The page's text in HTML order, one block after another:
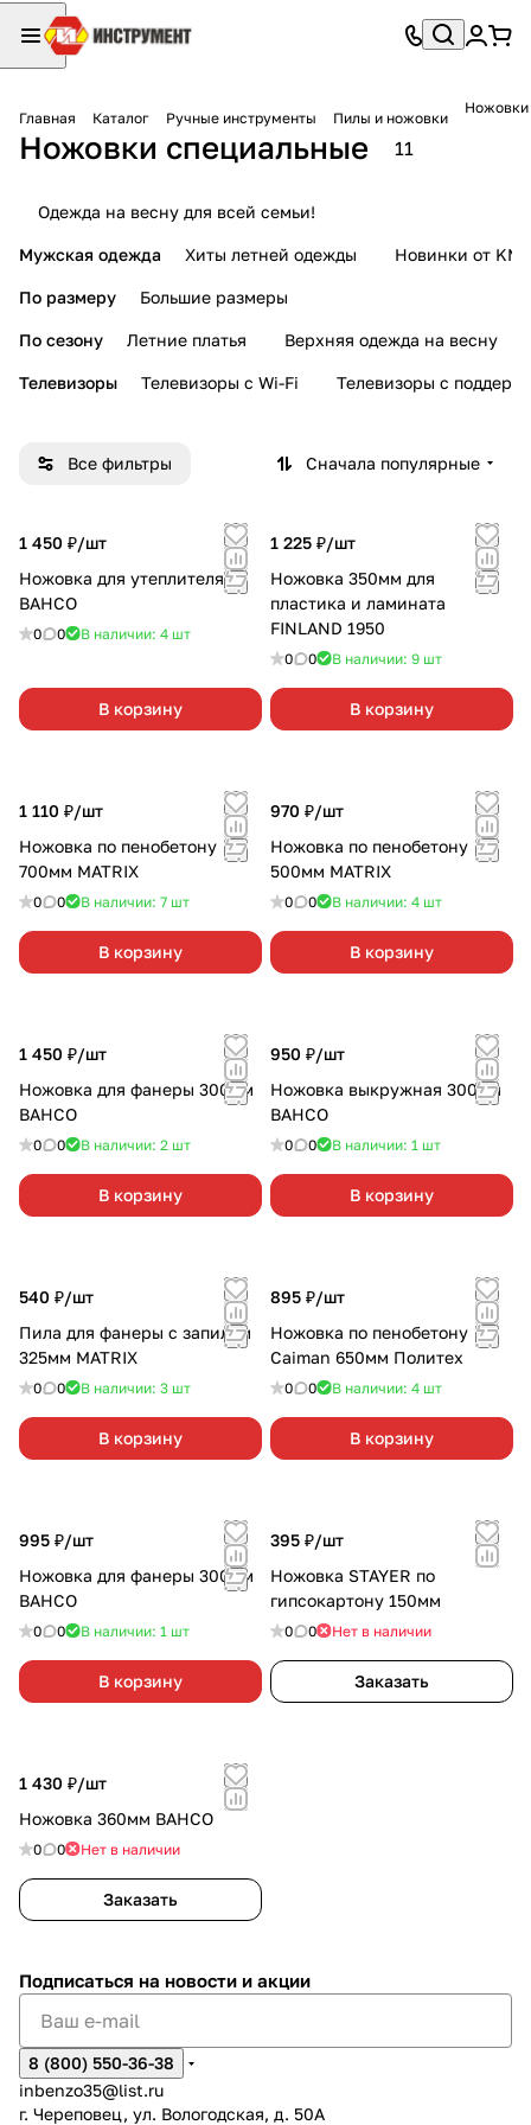
Главная Каталог Ручные инструменты Пилы и ножовки
Ножовки
Ножовки специальные 11
Одежда на весну для всей семьи!
Мужская одежда Хиты летней одежды Новинки от KMI
По размеру Большие размеры
По сезону Летние платья Верхняя одежда на весну
Телевизоры Телевизоры с Wi-Fi Телевизоры с
Все фильтры Сначала популярные
1 450 ₽/шт
Ножовка для утеплителя
BAHCO
0 0 В наличии: 4 шт
В корзину
1 225 ₽/шт
Ножовка 350мм для
пластика и ламината
FINLAND 1950
0 0 В наличии: 9 шт
В корзину
1 110 ₽/шт
Ножовка по пенобетону
700мм MATRIX
0 0 В наличии: 7 шт
В корзину
970 ₽/шт
Ножовка по пенобетону
500мм MATRIX
0 0 В наличии: 4 шт
В корзину
1 450 ₽/шт
Ножовка для фанеры 300мм
BAHCO
0 0 В наличии: 2 шт
В корзину
950 ₽/шт
Ножовка выкружная 300мм
BAHCO
0 0 В наличии: 1 шт
В корзину
540 ₽/шт
Пила для фанеры с запилом
325мм MATRIX
0 0 В наличии: 3 шт
В корзину
895 ₽/шт
Ножовка по пенобетону
Caiman 650мм Политех
0 0 В наличии: 4 шт
В корзину
995 ₽/шт
Ножовка для фанеры 300мм
BAHCO
0 0 В наличии: 1 шт
В корзину
395 ₽/шт
Ножовка STAYER по
гипсокартону 150мм
0 0 Нет в наличии
Заказать
1 430 ₽/шт
Ножовка 360мм BAHCO
0 0 Нет в наличии
Заказать
Подписаться на новости и акции
8 (800) 550-36-38
inbenzo35@list.ru
г. Череповец, ул. Вологодская, д. 50А